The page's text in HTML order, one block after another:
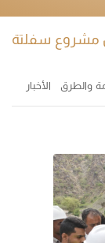
مشروع سفلتة
والطرق الأخبار